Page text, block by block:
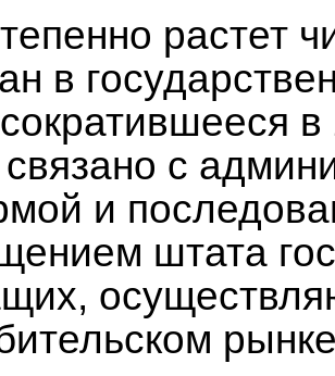
растет
в
в
связано с
и
штата